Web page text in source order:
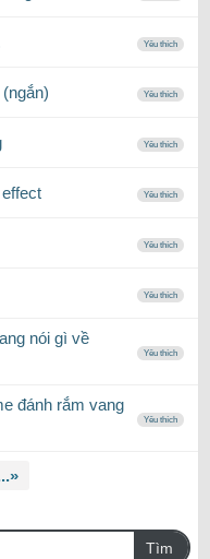
Yêu thích
Yêu thích
Yêu thích
Yêu thích
Yêu thích
Yêu thích
nói gì về
Yêu thích
đánh rắm vang
Yêu thích
Tìm